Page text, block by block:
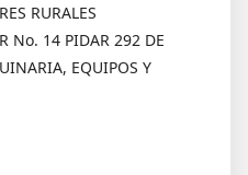
RURALES
No. 14 PIDAR 292 DE
EQUIPOS Y